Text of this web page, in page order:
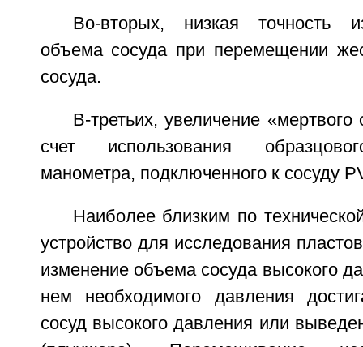
Во-вторых, низкая точность
объема сосуда при перемещении
сосуда.
В-третьих, увеличение
счет использования
манометра, подключенного к сосуду
Наиболее близким по
устройство для исследования
изменение объема сосуда высокого
нем необходимого давления
сосуд высокого давления или